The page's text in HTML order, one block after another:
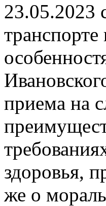
23.05.2023
приема на
здоровья,
же о